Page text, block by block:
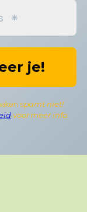
spamt niet!
voor meer info.